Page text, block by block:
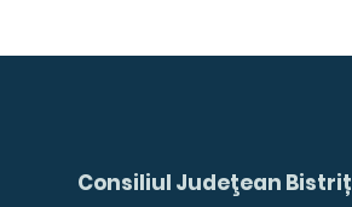
Consiliul Judeţean